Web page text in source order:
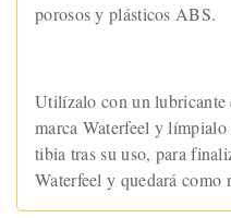
porosos y plásticos ABS.
Utilízalo con un lubricante
marca Waterfeel y
tibia tras su uso, para
Waterfeel y quedará como